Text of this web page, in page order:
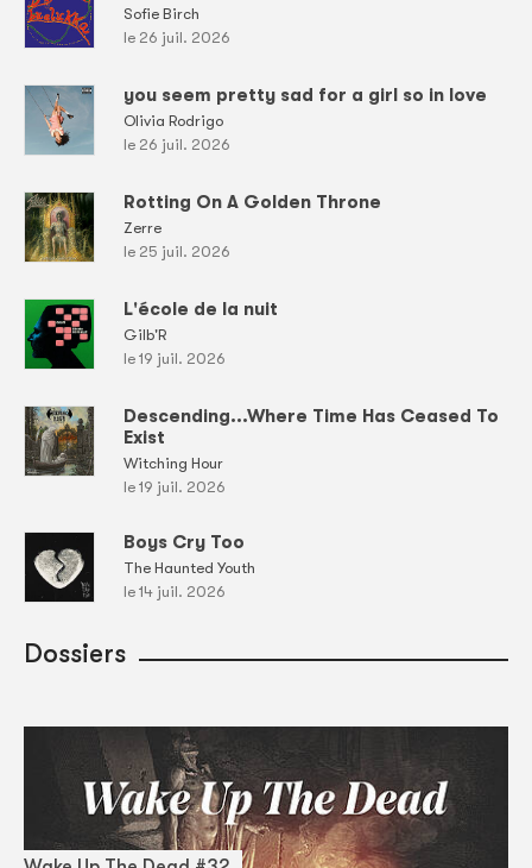
Sofie Birch
le 26 juil. 2026
you seem pretty sad for a girl so in love
Olivia Rodrigo
le 26 juil. 2026
Rotting On A Golden Throne
Zerre
le 25 juil. 2026
L'école de la nuit
Gilb'R
le 19 juil. 2026
Descending...Where Time Has Ceased To
Exist
Witching Hour
le 19 juil. 2026
Boys Cry Too
The Haunted Youth
le 14 juil. 2026
Dossiers